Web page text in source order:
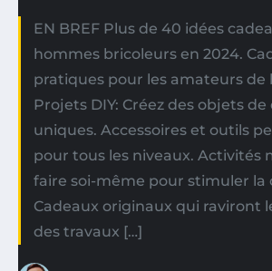
EN BREF Plus de 40 idées
hommes bricoleurs en 2024.
pratiques pour les amateurs de
Projets DIY: Créez des objets
uniques. Accessoires et outils
pour tous les niveaux. Activités
faire soi-même pour stimuler la
Cadeaux originaux qui raviront
des travaux […]